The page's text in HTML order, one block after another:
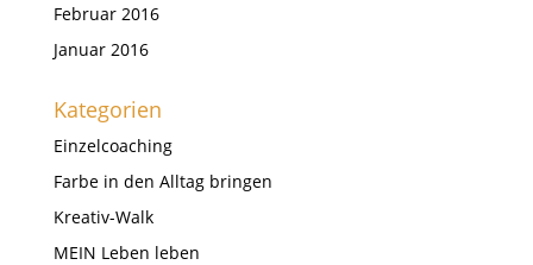
Februar 2016
Januar 2016
Kategorien
Einzelcoaching
Farbe in den Alltag bringen
Kreativ-Walk
MEIN Leben leben